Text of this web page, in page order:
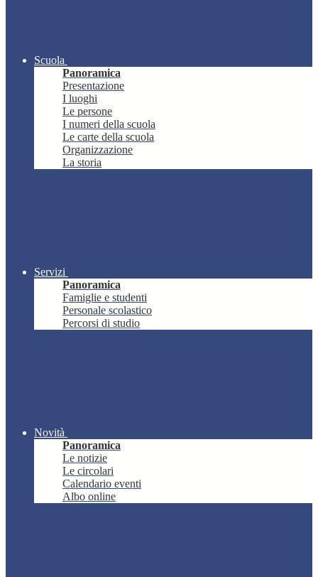
Scuola
Panoramica
Presentazione
I luoghi
Le persone
I numeri della scuola
Le carte della scuola
Organizzazione
La storia
Servizi
Panoramica
Famiglie e studenti
Personale scolastico
Percorsi di studio
Novità
Panoramica
Le notizie
Le circolari
Calendario eventi
Albo online